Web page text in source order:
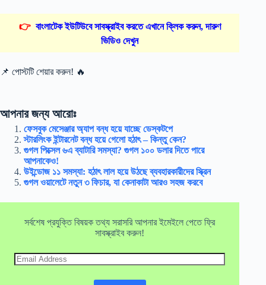
👉 বাংলাটেক ইউটিউবে সাবস্ক্রাইব করতে এখানে ক্লিক করুন, দারুণ
ভিডিও দেখুন
📌 পোস্টটি শেয়ার করুন! 🔥
আপনার জন্য আরোঃ
ফেসবুক মেসেঞ্জার অ্যাপ বন্ধ হয়ে যাচ্ছে ডেস্কটপে
স্টারলিংক ইন্টারনেট বন্ধ হয়ে গেলো হঠাৎ – কিন্তু কেন?
গুগল পিক্সেল ৬এ ব্যাটারি সমস্যা? গুগল ১০০ ডলার দিতে পারে
আপনাকেও!
উইন্ডোজ ১১ সমস্যা: হঠাৎ লাল হয়ে উঠছে ব্যবহারকারীদের স্ক্রিন
গুগল ওয়ালেটে নতুন ৩ ফিচার, যা কেনাকাটা আরও সহজ করবে
সর্বশেষ প্রযুক্তি বিষয়ক তথ্য সরাসরি আপনার ইমেইলে পেতে ফ্রি
সাবস্ক্রাইব করুন!
Email
Address